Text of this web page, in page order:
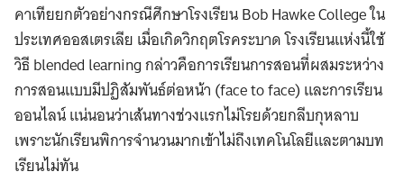
คาเทียยกตัวอย่างกรณีศึกษาโรงเรียน Bob Hawke College ใน
ประเทศออสเตรเลีย เมื่อเกิดวิกฤตโรคระบาด โรงเรียนแห่งนี้ใช้
วิธี blended learning กล่าวคือการเรียนการสอนที่ผสมระหว่าง
การสอนแบบมีปฏิสัมพันธ์ต่อหน้า (face to face) และการเรียน
ออนไลน์ แน่นอนว่าเส้นทางช่วงแรกไม่โรยด้วยกลีบกุหลาบ
เพราะนักเรียนพิการจำนวนมากเข้าไม่ถึงเทคโนโลยีและตามบท
เรียนไม่ทัน